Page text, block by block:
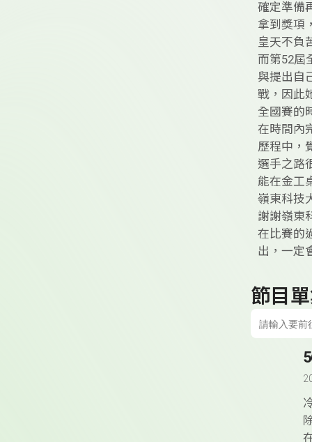
確定準備
拿到獎項
皇天不負
而第52屆
與提出自
戰，因此
全國賽的
在時間內
歷程中，
選手之路
能在金工
嶺東科技
謝謝嶺東
在比賽的
出，一定
節目